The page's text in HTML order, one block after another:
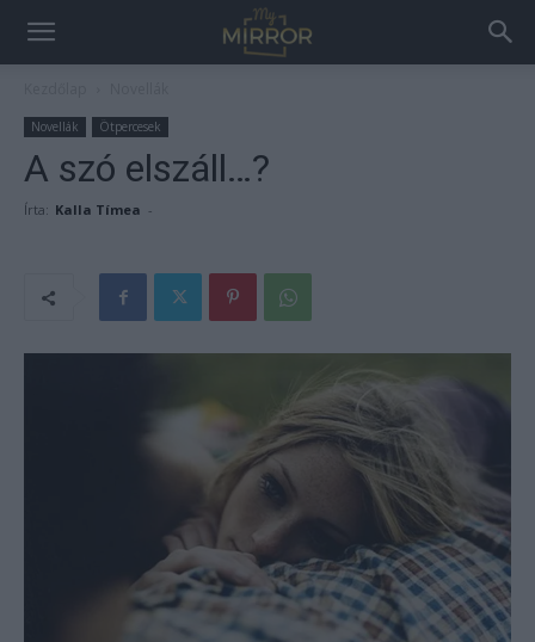
Novellák Ötpercesek
A szó elszáll…?
Írta: Kalla Tímea -